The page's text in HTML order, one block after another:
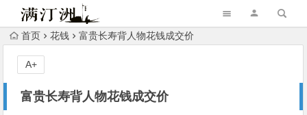
首页 花钱 富贵长寿背人物花钱成交价
富贵长寿背人物花钱成交价
A+